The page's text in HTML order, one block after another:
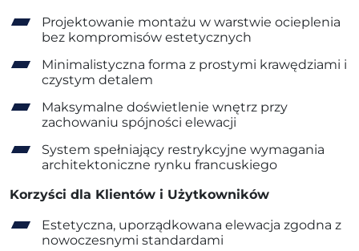
Projektowanie montażu w warstwie ocieplenia
bez kompromisów estetycznych
Minimalistyczna forma z prostymi krawędziami i
czystym detalem
Maksymalne doświetlenie wnętrz przy
zachowaniu spójności elewacji
System spełniający restrykcyjne wymagania
architektoniczne rynku francuskiego
Korzyści dla Klientów i Użytkowników
Estetyczna, uporządkowana elewacja zgodna z
nowoczesnymi standardami